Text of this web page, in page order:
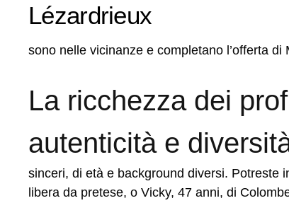
Lézardrieux
sono nelle vicinanze e completano l’offerta di
La ricchezza dei
autenticità e
sinceri, di età e background diversi. Potreste
libera da pretese, o Vicky, 47 anni, di